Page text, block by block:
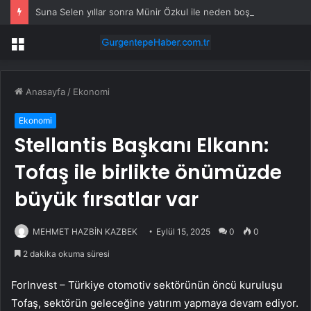
Menü
Anasayfa / Ekonomi
Ekonomi
Stellantis Başkanı Elkann:
Tofaş ile birlikte önümüzde
büyük fırsatlar var
MEHMET HAZBİN KAZBEK Eylül 15, 2025 0 0
2 dakika okuma süresi
ForInvest – Türkiye otomotiv sektörünün öncü kuruluşu
Tofaş, sektörün geleceğine yatırım yapmaya devam ediyor.